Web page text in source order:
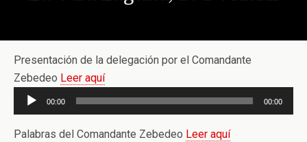
Presentación de la delegación por el Comandante
Zebedeo Leer aquí
Reproductor
de
audio
00:00 00:00
Palabras del Comandante Zebedeo Leer aquí